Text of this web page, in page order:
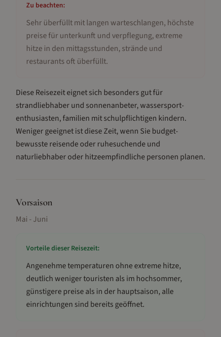
Zu beachten:
Sehr überfüllt mit langen warteschlangen, höchste
preise für unterkunft und verpflegung, extreme
hitze in den mittagsstunden, strände und
restaurants oft überfüllt.
Diese Reisezeit eignet sich besonders gut für
strandliebhaber und sonnenanbeter, wassersport-
enthusiasten, familien mit schulpflichtigen kindern.
Weniger geeignet ist diese Zeit, wenn Sie budget-
bewusste reisende oder ruhesuchende und
naturliebhaber oder hitzeempfindliche personen planen.
Vorsaison
Mai - Juni
Vorteile dieser Reisezeit:
Angenehme temperaturen ohne extreme hitze,
deutlich weniger touristen als im hochsommer,
günstigere preise als in der hauptsaison, alle
einrichtungen sind bereits geöffnet.